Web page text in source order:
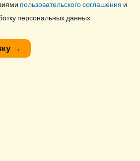
пользовательского соглашения и
персональных данных
→